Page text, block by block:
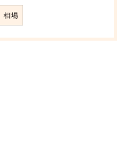
相場